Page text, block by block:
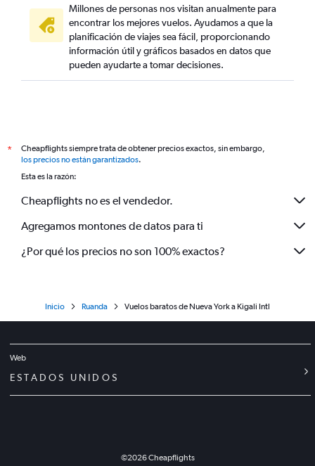
Millones de personas nos visitan anualmente para
encontrar los mejores vuelos. Ayudamos a que la
planificación de viajes sea fácil, proporcionando
información útil y gráficos basados en datos que
pueden ayudarte a tomar decisiones.
*
Cheapflights siempre trata de obtener precios exactos, sin embargo,
los precios no están garantizados.
Esta es la razón:
Cheapflights no es el vendedor.
Agregamos montones de datos para ti
¿Por qué los precios no son 100% exactos?
Inicio Ruanda Vuelos baratos de Nueva York a Kigali Intl
Web
ESTADOS UNIDOS
©2026Cheapflights